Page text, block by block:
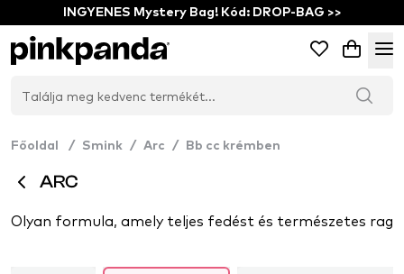
INGYENES Mystery Bag! Kód: DROP-BAG >>
Főoldal / Smink / Arc / Bb cc krémben
ARC